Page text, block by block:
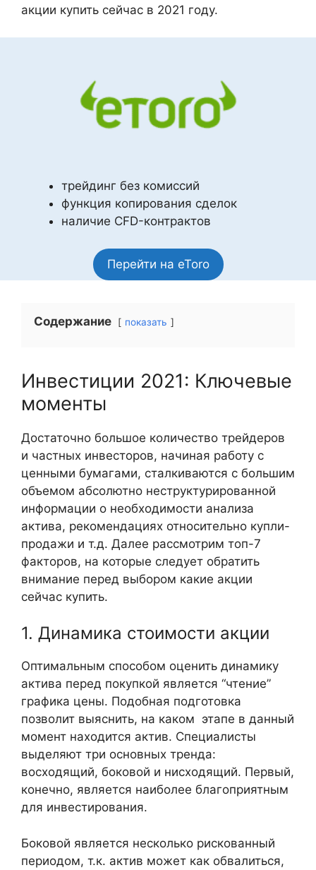
акции купить сейчас в 2021 году.
трейдинг без комиссий
функция копирования сделок
наличие CFD-контрактов
Перейти на eToro
Содержание показать
Инвестиции 2021: Ключевые
моменты
Достаточно большое количество трейдеров
и частных инвесторов, начиная работу с
ценными бумагами, сталкиваются с большим
объемом абсолютно неструктурированной
информации о необходимости анализа
актива, рекомендациях относительно купли-
продажи и т.д. Далее рассмотрим топ-7
факторов, на которые следует обратить
внимание перед выбором какие акции
сейчас купить.
1. Динамика стоимости акции
Оптимальным способом оценить динамику
актива перед покупкой является “чтение”
графика цены. Подобная подготовка
позволит выяснить, на каком этапе в данный
момент находится актив. Специалисты
выделяют три основных тренда:
восходящий, боковой и нисходящий. Первый,
конечно, является наиболее благоприятным
для инвестирования.
Боковой является несколько рискованный
периодом, т.к. актив может как обвалиться,